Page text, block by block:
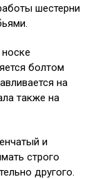
шестерни
болтом
на
также на
и
строго
другого.